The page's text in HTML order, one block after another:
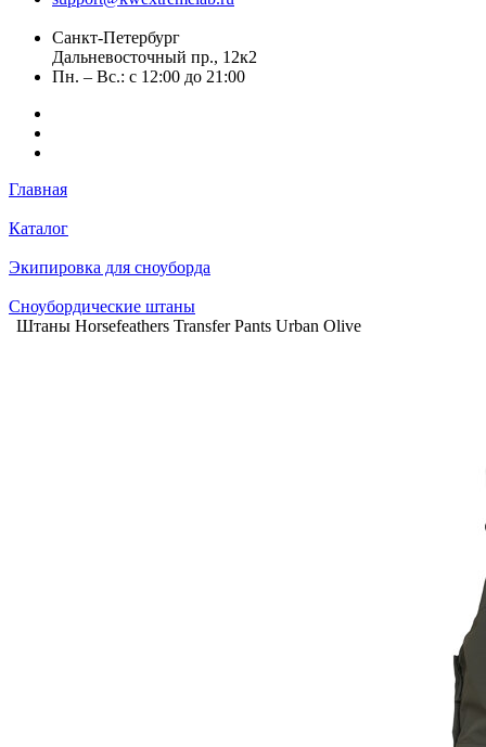
Санкт-Петербург
Дальневосточный пр., 12к2
Пн. – Вс.: с 12:00 до 21:00
Главная
Каталог
Экипировка для сноуборда
Сноубордические штаны
Штаны Horsefeathers Transfer Pants Urban Olive